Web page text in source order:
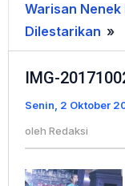
Warisan
Dilestarikan »
IMG-
Senin, 2 Oktober
oleh Redaksi